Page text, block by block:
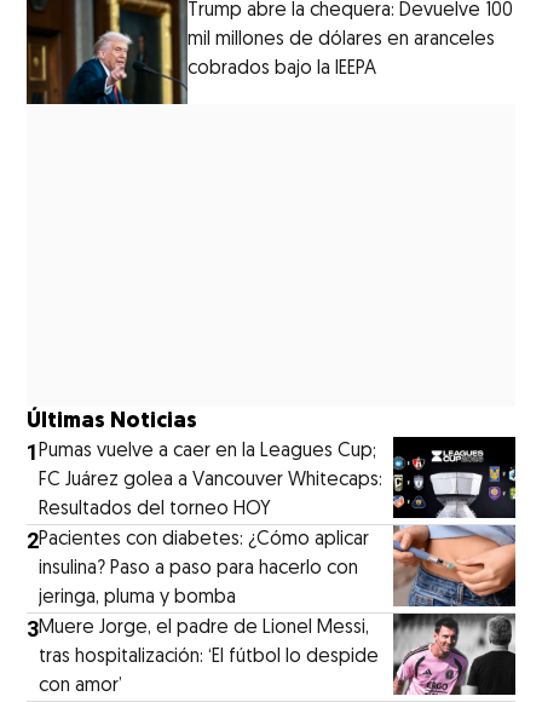
Trump abre la chequera: Devuelve 100
mil millones de dólares en aranceles
cobrados bajo la IEEPA
Últimas Noticias
1Pumas vuelve a caer en la Leagues Cup;
FC Juárez golea a Vancouver Whitecaps:
Resultados del torneo HOY
2Pacientes con diabetes: ¿Cómo aplicar
insulina? Paso a paso para hacerlo con
jeringa, pluma y bomba
3Muere Jorge, el padre de Lionel Messi,
tras hospitalización: ‘El fútbol lo despide
con amor’